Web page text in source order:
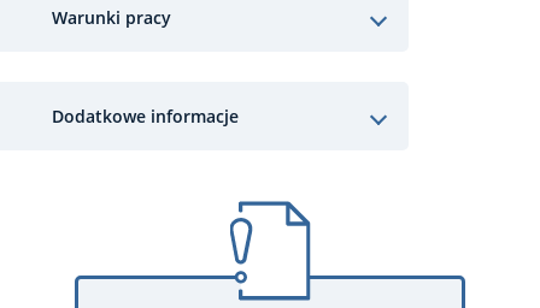
Warunki pracy
Dodatkowe informacje